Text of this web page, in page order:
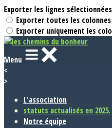
Exporter les lignes sélectionnées
Exporter toutes les colonnes
Exporter uniquement les
Menu
<
>
L'association
statuts actualisés en 2025.
Notre équipe